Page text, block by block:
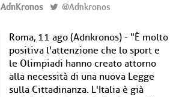
AdnKronos @Adnkronos
Roma, 11 ago (Adnkronos) - "È molto
positiva l'attenzione che lo sport e
le Olimpiadi hanno creato attorno
alla necessità di una nuova Legge
sulla Cittadinanza. L'Italia è già